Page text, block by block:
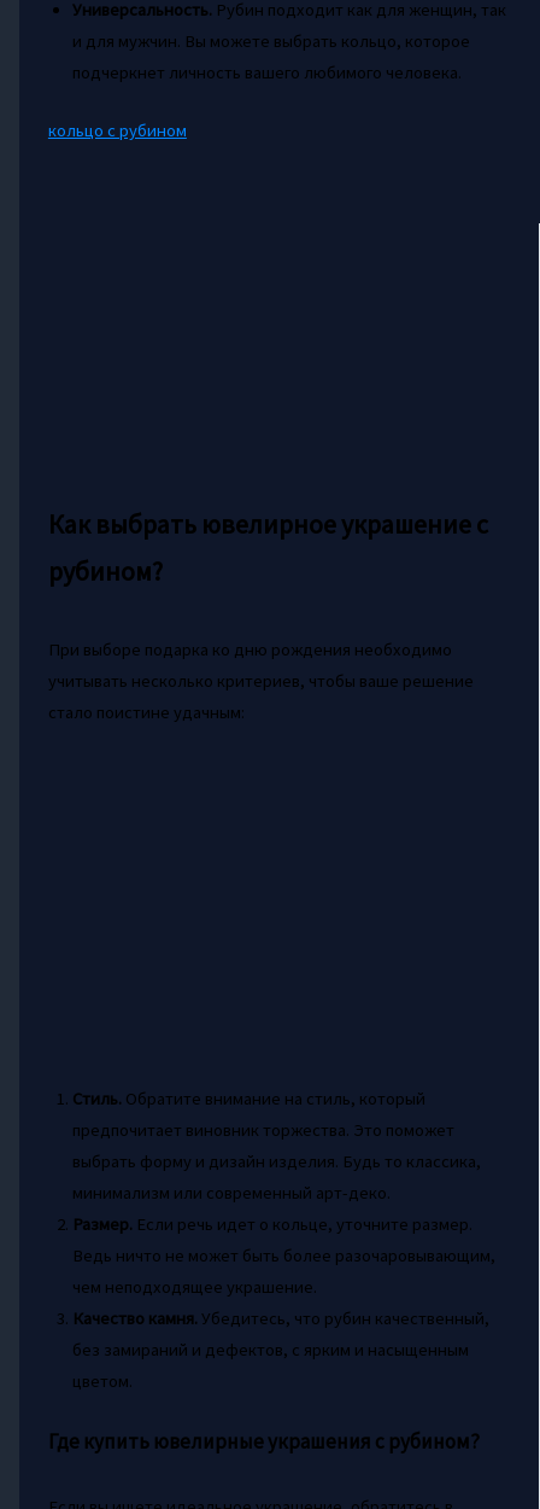
Универсальность. Рубин подходит как для женщин, так
и для мужчин. Вы можете выбрать кольцо, которое
подчеркнет личность вашего любимого человека.
кольцо с рубином
Как выбрать ювелирное украшение с
рубином?
При выборе подарка ко дню рождения необходимо
учитывать несколько критериев, чтобы ваше решение
стало поистине удачным:
Стиль. Обратите внимание на стиль, который
предпочитает виновник торжества. Это поможет
выбрать форму и дизайн изделия. Будь то классика,
минимализм или современный арт-деко.
Размер. Если речь идет о кольце, уточните размер.
Ведь ничто не может быть более разочаровывающим,
чем неподходящее украшение.
Качество камня. Убедитесь, что рубин качественный,
без замираний и дефектов, с ярким и насыщенным
цветом.
Где купить ювелирные украшения с рубином?